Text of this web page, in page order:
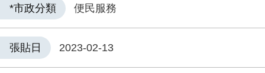
*市政分類 便民服務
張貼日 2023-02-13